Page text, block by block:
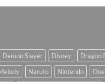
Demon Slayer Disney Dragon
Naruto Nintendo